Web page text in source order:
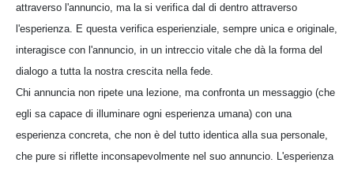
attraverso l'annuncio, ma la si verifica dal di dentro attraverso
l'esperienza. E questa verifica esperienziale, sempre unica e originale,
interagisce con l'annuncio, in un intreccio vitale che dà la forma del
dialogo a tutta la nostra crescita nella fede.
Chi annuncia non ripete una lezione, ma confronta un messaggio (che
egli sa capace di illuminare ogni esperienza umana) con una
esperienza concreta, che non è del tutto identica alla sua personale,
che pure si riflette inconsapevolmente nel suo annuncio. L'esperienza